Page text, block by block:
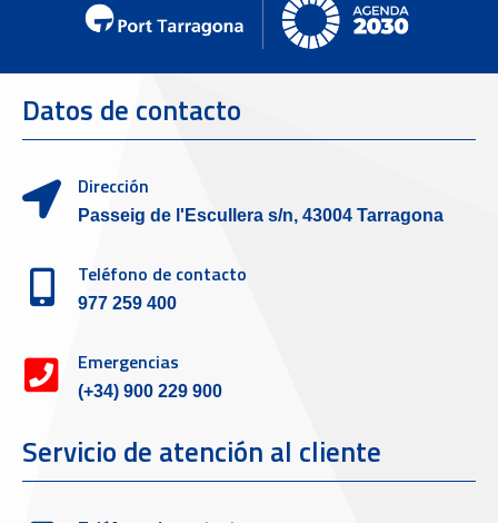
Datos de contacto
Dirección
Passeig de l'Escullera s/n, 43004 Tarragona
Teléfono de contacto
977 259 400
Emergencias
(+34) 900 229 900
Servicio de atención al cliente